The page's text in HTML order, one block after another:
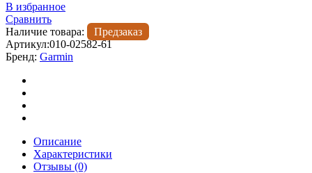
В избранное
Сравнить
Наличие товара:
Предзаказ
Артикул:010-02582-61
Бренд: Garmin
Описание
Характеристики
Отзывы (0)